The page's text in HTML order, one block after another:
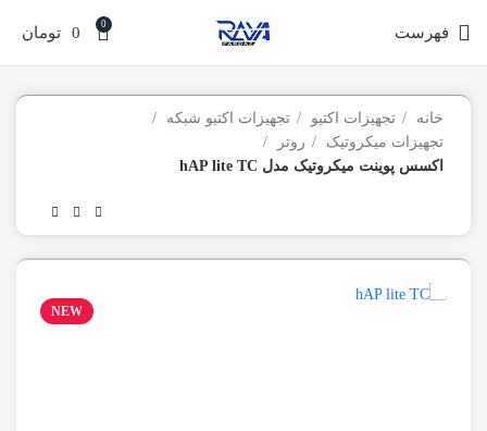
فهرست 0
0 تومان
خانه تجهیزات اکتیو
تجهیزات اکتیو شبکه
تجهیزات میکروتیک
روتر
اکسس پوینت میکروتیک مدل hAP lite TC
NEW